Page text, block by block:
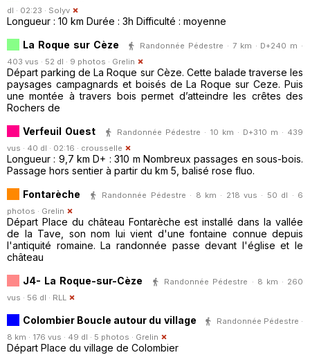
dl · 02:23 · Solyv
Longueur : 10 km Durée : 3h Difficulté : moyenne
La Roque sur Cèze
Randonnée Pédestre · 7 km · D+240 m ·
403 vus · 52 dl · 9 photos · Grelin
Départ parking de La Roque sur Cèze. Cette balade traverse les
paysages campagnards et boisés de La Roque sur Ceze. Puis
une montée à travers bois permet d’atteindre les crêtes des
Rochers de
Verfeuil Ouest
Randonnée Pédestre · 10 km · D+310 m · 439
vus · 40 dl · 02:16 · crousselle
Longueur : 9,7 km D+ : 310 m Nombreux passages en sous-bois.
Passage hors sentier à partir du km 5, balisé rose fluo.
Fontarèche
Randonnée Pédestre · 8 km · 218 vus · 50 dl · 6
photos · Grelin
Départ Place du château Fontarèche est installé dans la vallée
de la Tave, son nom lui vient d'une fontaine connue depuis
l'antiquité romaine. La randonnée passe devant l'église et le
château
J4- La Roque-sur-Cèze
Randonnée Pédestre · 8 km · 260
vus · 56 dl · RLL
Colombier Boucle autour du village
Randonnée Pédestre ·
8 km · 176 vus · 49 dl · 5 photos · Grelin
Départ Place du village de Colombier